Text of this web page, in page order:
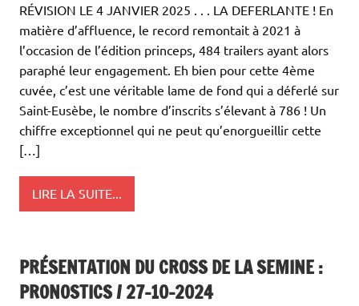
RÉVISION LE 4 JANVIER 2025 . . . LA DEFERLANTE ! En
matière d’affluence, le record remontait à 2021 à
l’occasion de l’édition princeps, 484 trailers ayant alors
paraphé leur engagement. Eh bien pour cette 4ème
cuvée, c’est une véritable lame de fond qui a déferlé sur
Saint-Eusèbe, le nombre d’inscrits s’élevant à 786 ! Un
chiffre exceptionnel qui ne peut qu’enorgueillir cette
[…]
LIRE LA SUITE...
PRÉSENTATION DU CROSS DE LA SEMINE :
PRONOSTICS / 27-10-2024